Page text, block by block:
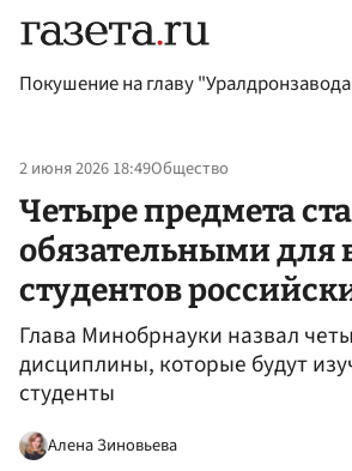
Покушение на главу
2 июня 2026 18:49Общество
Четыре предмета
обязательными для
студентов
Глава Минобрнауки назвал
дисциплины, которые будут
студенты
Алена Зиновьева